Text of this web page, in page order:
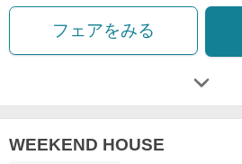
フェアをみる
WEEKEND HOUSE